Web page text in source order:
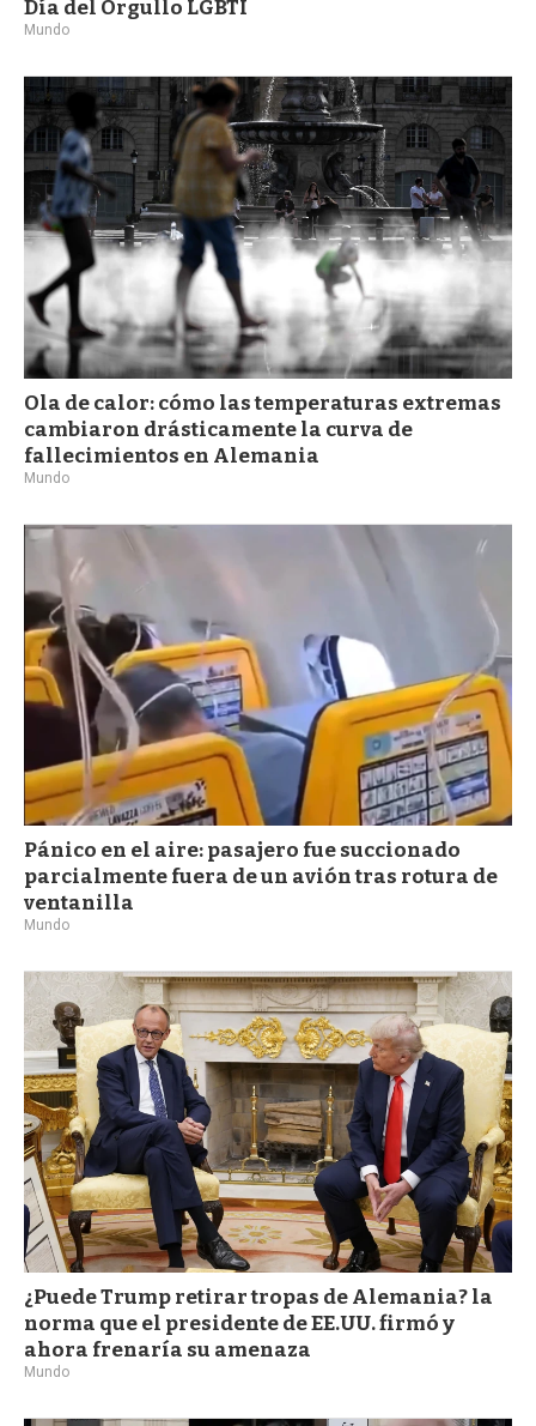
Día del Orgullo LGBTI
Mundo
Ola de calor: cómo las temperaturas extremas
cambiaron drásticamente la curva de
fallecimientos en Alemania
Mundo
Pánico en el aire: pasajero fue succionado
parcialmente fuera de un avión tras rotura de
ventanilla
Mundo
¿Puede Trump retirar tropas de Alemania? la
norma que el presidente de EE.UU. firmó y
ahora frenaría su amenaza
Mundo